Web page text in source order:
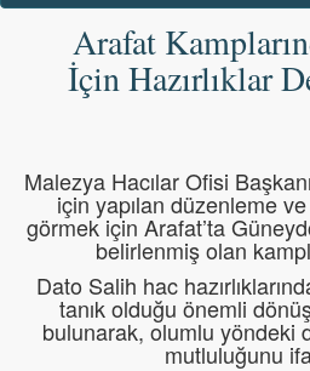
Arafat
İçin Hazırlıklar
Malezya Hacılar Ofisi
için yapılan düzenleme ve
görmek için Arafat’ta
belirlenmiş olan
Dato Salih hac
tanık olduğu önemli
bulunarak, olumlu yöndeki
mutluluğunu